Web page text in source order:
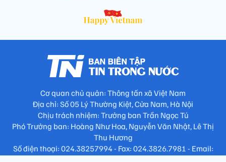
Cơ quan chủ quản: Thông tấn xã Việt Nam
Địa chỉ: Số 05 Lý Thường Kiệt, Cửa Nam, Hà Nội
Chịu trách nhiệm: Trưởng ban Trần Ngọc Tú
Phó Trưởng ban: Hoàng Như Hoa, Nguyễn Văn Nhật, Lê Thị
Thu Hương
Số điện thoại: 024.38257994 - Fax: 024.3826.7981 - Email: